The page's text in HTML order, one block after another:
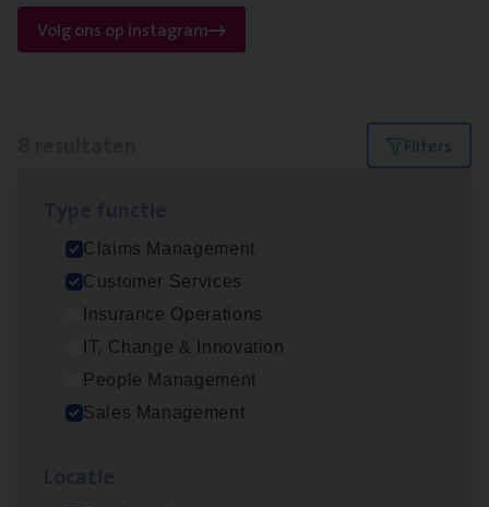
Volg ons op instagram
Filters
Claims Management
Customer Services
Insurance Operations
IT, Change & Innovation
People Management
Sales Management
Scha­de­be­heer­der verzekeringen
Claims Management
Sint-Niklaas/Temse
Scha­de Expert Fleet